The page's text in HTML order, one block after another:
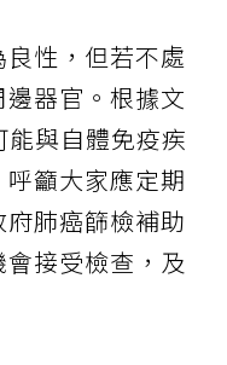
性，但若不處
器官。根據文
與自體免疫疾
籲大家應定期
肺癌篩檢補助
接受檢查，及